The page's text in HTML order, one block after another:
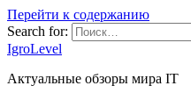
Перейти к содержанию
Search for:
IgroLevel
Актуальные обзоры мира IT